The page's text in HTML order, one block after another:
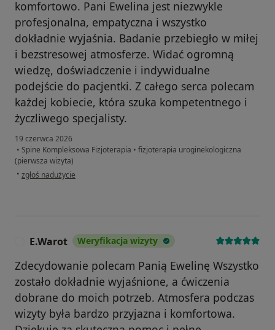
komfortowo. Pani Ewelina jest niezwykle
profesjonalna, empatyczna i wszystko
dokładnie wyjaśnia. Badanie przebiegło w miłej
i bezstresowej atmosferze. Widać ogromną
wiedzę, doświadczenie i indywidualne
podejście do pacjentki. Z całego serca polecam
każdej kobiecie, która szuka kompetentnego i
życzliwego specjalisty.
19 czerwca 2026
• Spine Kompleksowa Fizjoterapia • fizjoterapia uroginekologiczna
(pierwsza wizyta)
• w opinii użytkownika Ewa
zgłoś nadużycie
E.Warot Weryfikacja wizyty
Zdecydowanie polecam Panią Ewelinę Wszystko
zostało dokładnie wyjaśnione, a ćwiczenia
dobrane do moich potrzeb. Atmosfera podczas
wizyty była bardzo przyjazna i komfortowa.